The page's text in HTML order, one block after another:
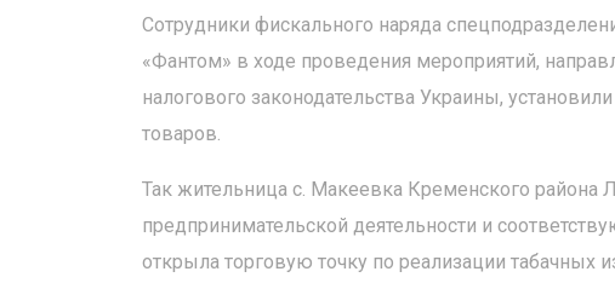
Сотрудники фискального наряда
«Фантом» в ходе проведения мероприятий,
налогового законодательства Украины,
товаров.
Так жительница с. Макеевка Кременского района
предпринимательской деятельности и
открыла торговую точку по реализации табачных